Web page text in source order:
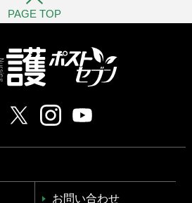
PAGE TOP
お問い合わせ